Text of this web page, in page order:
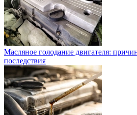
Масляное голодание двигателя:
последствия